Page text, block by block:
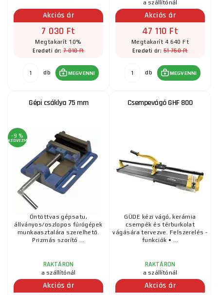
Akciós ár
7 030 Ft
Megtakarít 10%
Eredeti ár:7 810 Ft
db MEGVENNI
a szállítónál
Akciós ár
47 110 Ft
Megtakarít 4 640 Ft
Eredeti ár:51 750 Ft
db MEGVENNI
Gépi csáklya 75 mm
-9 %
KEDVEZMÉNY
Öntöttvas gépsatu,
állványos/oszlopos fúrógépek
munkaasztalára szerelhető.
Prizmás szorító ...
RAKTÁRON
a szállítónál
Akciós ár
Csempevágó GHF 800
GÜDE kézi vágó, kerámia
csempék és térburkolat
vágására tervezve. Felszerelés -
funkciók • ...
RAKTÁRON
a szállítónál
Akciós ár